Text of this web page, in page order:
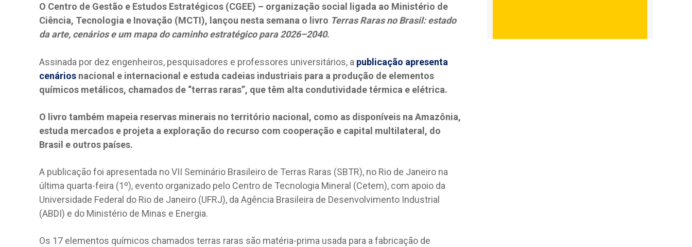
O Centro de Gestão e Estudos Estratégicos (CGEE) – organização social ligada ao Ministério de
Ciência, Tecnologia e Inovação (MCTI), lançou nesta semana o livro Terras Raras no Brasil: estado
da arte, cenários e um mapa do caminho estratégico para 2026–2040.
Assinada por dez engenheiros, pesquisadores e professores universitários, a publicação apresenta
cenários nacional e internacional e estuda cadeias industriais para a produção de elementos
químicos metálicos, chamados de “terras raras”, que têm alta condutividade térmica e elétrica.
O livro também mapeia reservas minerais no território nacional, como as disponíveis na Amazônia,
estuda mercados e projeta a exploração do recurso com cooperação e capital multilateral, do
Brasil e outros países.
A publicação foi apresentada no VII Seminário Brasileiro de Terras Raras (SBTR), no Rio de Janeiro na
última quarta-feira (1º), evento organizado pelo Centro de Tecnologia Mineral (Cetem), com apoio da
Universidade Federal do Rio de Janeiro (UFRJ), da Agência Brasileira de Desenvolvimento Industrial
(ABDI) e do Ministério de Minas e Energia.
Os 17 elementos químicos chamados terras raras são matéria-prima usada para a fabricação de